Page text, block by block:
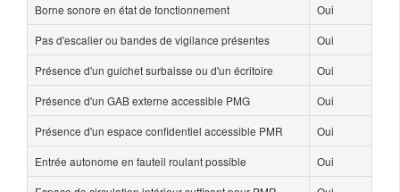
Borne sonore en état de fonctionnement
Oui
Pas d'escalier ou bandes de vigilance présentes
Oui
Présence d'un guichet surbaisse ou d'un écritoire
Oui
Présence d'un GAB externe accessible PMG
Oui
Présence d'un espace confidentiel accessible PMR
Oui
Entrée autonome en fauteil roulant possible
Oui